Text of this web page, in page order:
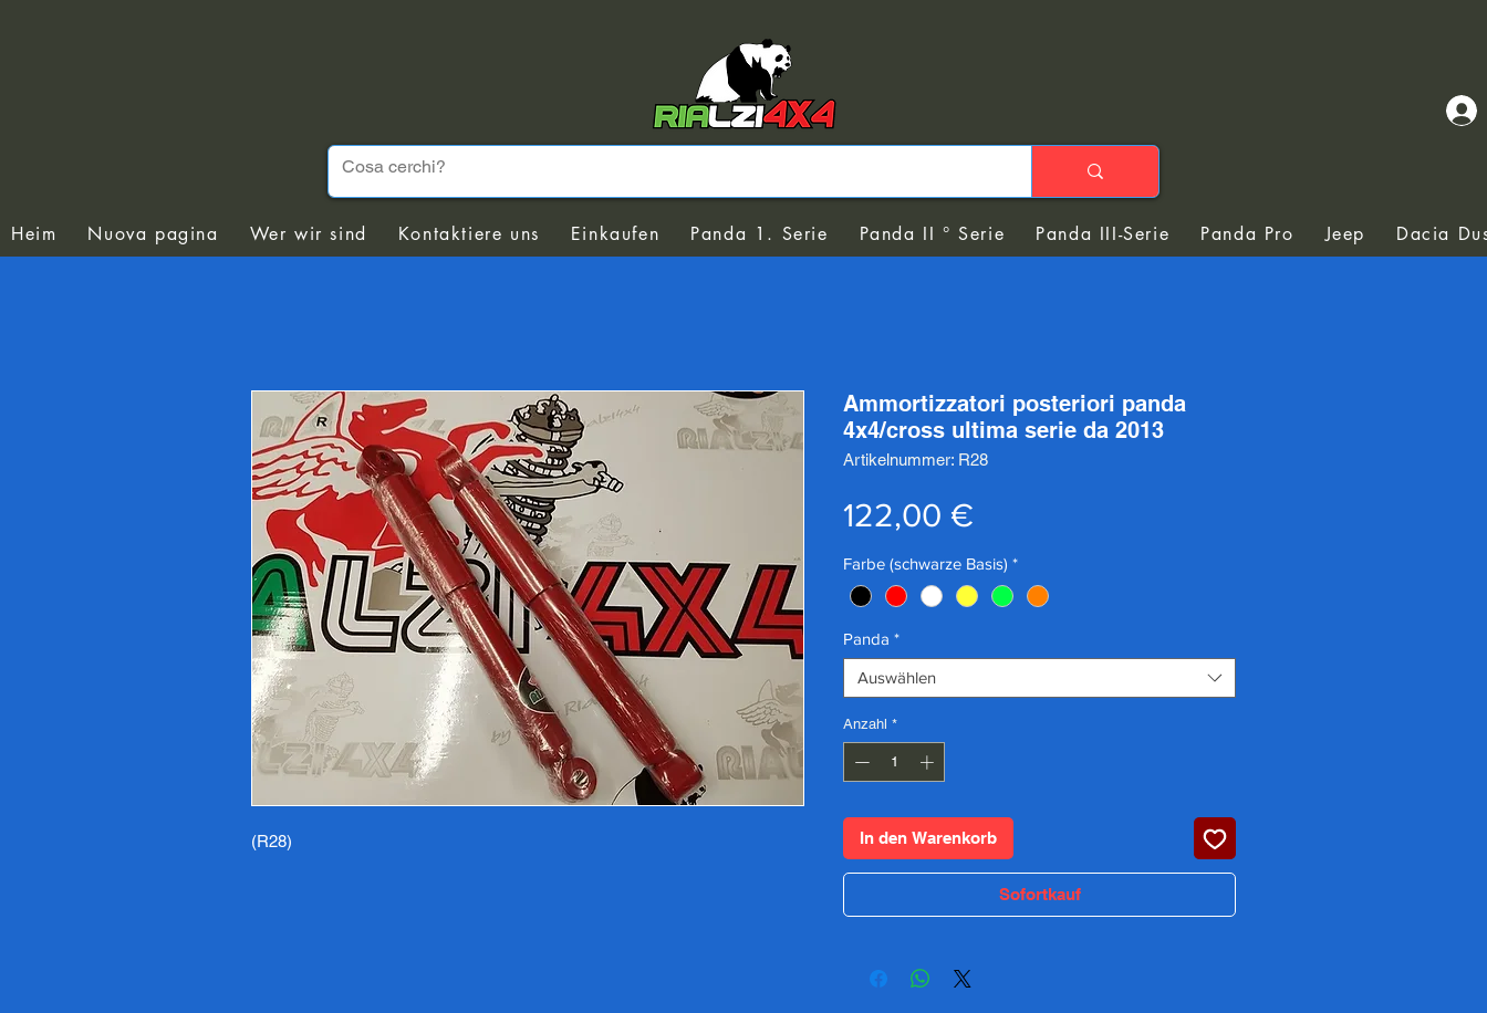
Heim Nuova pagina Wer wir sind Kontaktiere uns Einkaufen Panda 1. Serie Panda II ° Serie Panda III-Serie Panda Pro Jeep Dacia
(R28)
Ammortizzatori posteriori panda
4x4/cross ultima serie da 2013
Artikelnummer: R28
122,00 €
Farbe (schwarze Basis) *
Panda *
Auswählen
Anzahl *
In den Warenkorb
Sofortkauf